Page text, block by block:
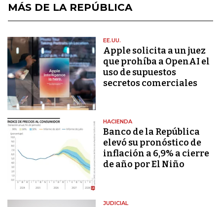
MÁS DE LA REPÚBLICA
EE.UU.
Apple solicita a un juez
que prohíba a OpenAI el
uso de supuestos
secretos comerciales
HACIENDA
Banco de la República
elevó su pronóstico de
inflación a 6,9% a cierre
de año por El Niño
JUDICIAL